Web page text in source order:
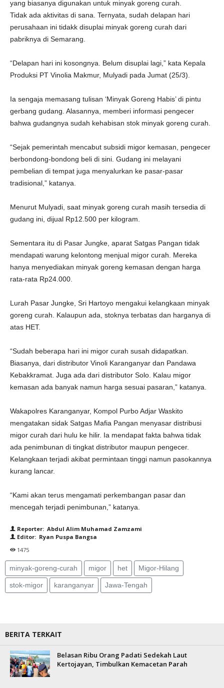
yang biasanya digunakan untuk minyak goreng curah.
Tidak ada aktivitas di sana. Ternyata, sudah delapan hari
perusahaan ini tidakk disuplai minyak goreng curah dari
pabriknya di Semarang.
“Delapan hari ini kosongnya. Belum disuplai lagi,” kata Kepala
Produksi PT Vinolia Makmur, Mulyadi pada Jumat (25/3).
Ia sengaja memasang tulisan ‘Minyak Goreng Habis’ di pintu
gerbang gudang. Alasannya, memberi informasi pengecer
bahwa gudangnya sudah kehabisan stok minyak goreng curah.
“Sejak pemerintah mencabut subsidi migor kemasan, pengecer
berbondong-bondong beli di sini. Gudang ini melayani
pembelian di tempat juga menyalurkan ke pasar-pasar
tradisional,” katanya.
Menurut Mulyadi, saat minyak goreng curah masih tersedia di
gudang ini, dijual Rp12.500 per kilogram.
Sementara itu di Pasar Jungke, aparat Satgas Pangan tidak
mendapati warung kelontong menjual migor curah. Mereka
hanya menyediakan minyak goreng kemasan dengan harga
rata-rata Rp24.000.
Lurah Pasar Jungke, Sri Hartoyo mengakui kelangkaan minyak
goreng curah. Kalaupun ada, stoknya terbatas dan harganya di
atas HET.
“Sudah beberapa hari ini migor curah susah didapatkan.
Biasanya, dari distributor Vinoli Karanganyar dan Pandawa
Kebakkramat. Juga ada dari distributor Solo. Kalau migor
kemasan ada banyak namun harga sesuai pasaran,” katanya.
Wakapolres Karanganyar, Kompol Purbo Adjar Waskito
mengatakan sidak Satgas Mafia Pangan menyasar distribusi
migor curah dari hulu ke hilir. Ia mendapat fakta bahwa tidak
ada penimbunan di tingkat distributor maupun pengecer.
Kelangkaan terjadi akibat permintaan tinggi namun pasokannya
kurang lancar.
“Kami akan terus mengamati perkembangan pasar dan
mencegah terjadi penimbunan,” katanya.
Reporter: Abdul Alim Muhamad Zamzami
Editor: Ryan Puspa Bangsa
1475
minyak-goreng-curah migor het Migor-Hilang
stok-migor karanganyar Jawa-Tengah
BERITA TERKAIT
Belasan Ribu Orang Padati Sedekah Laut
Kertojayan, Timbulkan Kemacetan Parah